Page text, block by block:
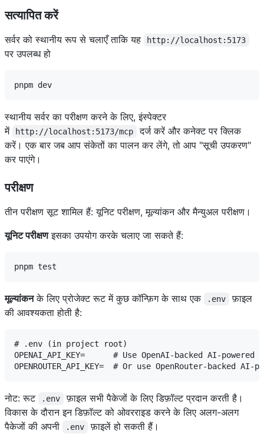
सत्यापित करें
सर्वर को स्थानीय रूप से चलाएँ ताकि यह http://localhost:5173
पर उपलब्ध हो
स्थानीय सर्वर का परीक्षण करने के लिए, इंस्पेक्टर
में
http://localhost:5173/mcp
दर्ज करें और कनेक्ट पर क्लिक
करें। एक बार जब आप संकेतों का पालन कर लेंगे, तो आप "सूची उपकरण"
कर पाएंगे।
परीक्षण
तीन परीक्षण सूट शामिल हैं: यूनिट परीक्षण, मूल्यांकन और मैन्युअल परीक्षण।
यूनिट परीक्षणइसका उपयोग करके चलाए जा सकते हैं:
मूल्यांकनके लिए प्रोजेक्ट रूट में कुछ कॉन्फ़िग के साथ एक .env
फ़ाइल
की आवश्यकता होती है:
# .env (in project root)
OPENAI_API_KEY=      # Use OpenAI-backed AI-powered
नोट: रूट .env
फ़ाइल सभी पैकेजों के लिए डिफ़ॉल्ट प्रदान करती है।
विकास के दौरान इन डिफ़ॉल्ट को ओवरराइड करने के लिए अलग-अलग
पैकेजों की अपनी
.env
फ़ाइलें हो सकती हैं।